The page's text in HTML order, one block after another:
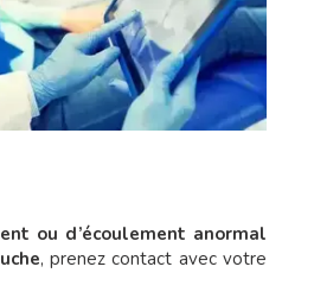
ou d’écoulement anormal
, prenez contact avec votre